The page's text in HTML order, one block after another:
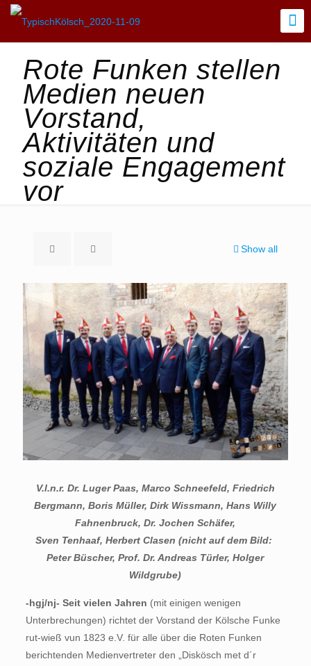
Rote Funken stellen
Medien neuen
Vorstand,
Aktivitäten und
soziale Engagement
vor
Show all
V.l.n.r. Dr. Luger Paas, Marco Schneefeld, Friedrich
Bergmann, Boris Müller, Dirk Wissmann, Hans Willy
Fahnenbruck, Dr. Jochen Schäfer,
Sven Tenhaaf, Herbert Clasen (nicht auf dem Bild:
Peter Büscher, Prof. Dr. Andreas Türler, Holger
Wildgrube)
-hgj/nj- Seit vielen Jahren (mit einigen wenigen
Unterbrechungen) richtet der Vorstand der Kölsche Funke
rut-wieß vun 1823 e.V. für alle über die Roten Funken
berichtenden Medienvertreter den „Diskösch met d´r